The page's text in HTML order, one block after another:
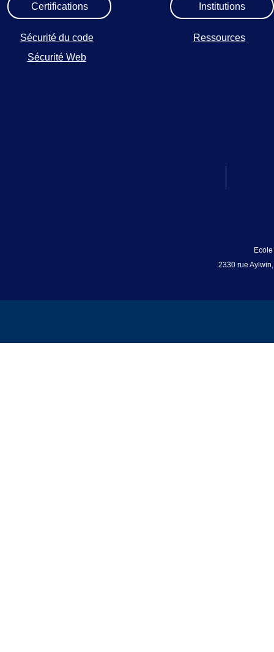
Certifications
Sécurité du code
Sécurité Web
Institutions
Ressources
2330 rue